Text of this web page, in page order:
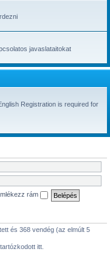
javaslataitokat
Registration is required for
rám
és 368 vendég (az elmúlt 5
itt.